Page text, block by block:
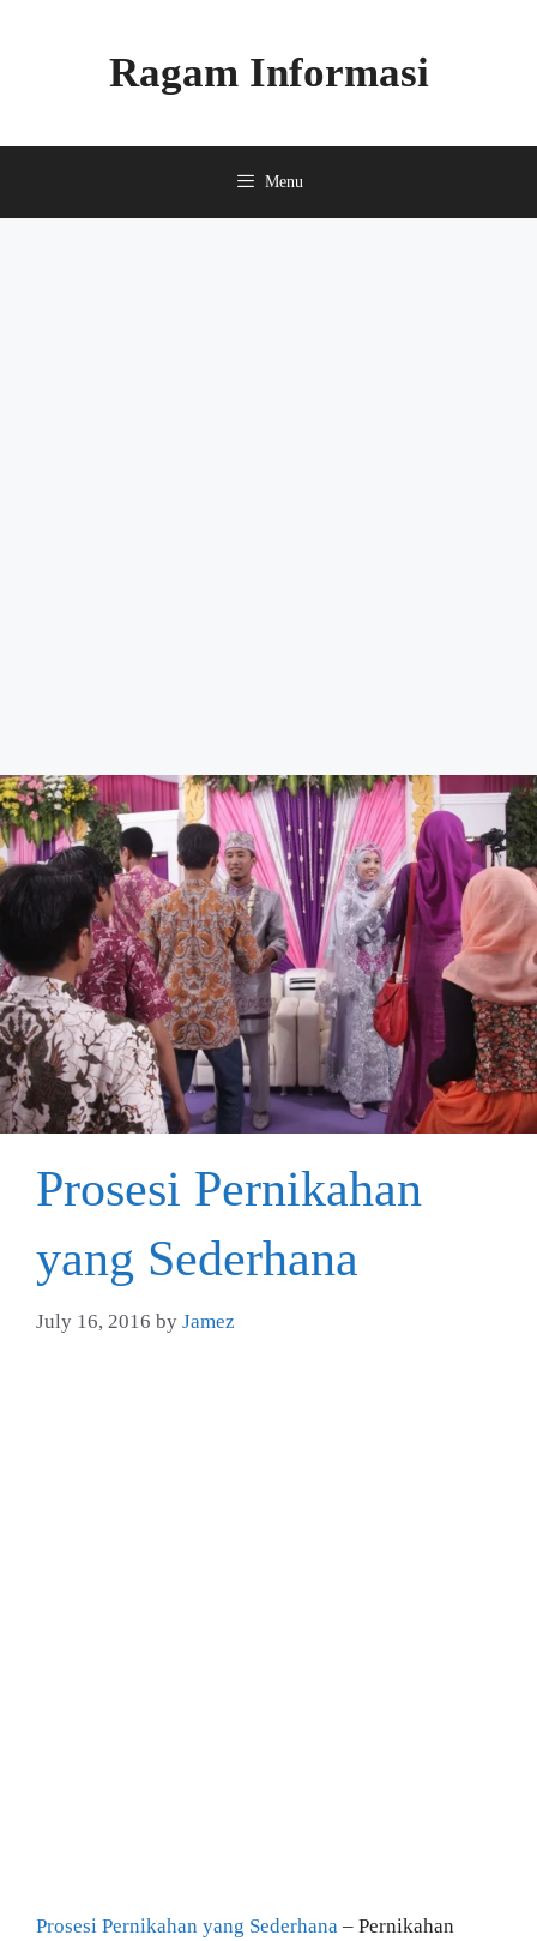
Ragam Informasi
Menu
Prosesi Pernikahan
yang Sederhana
July 16, 2016 by Jamez
Prosesi Pernikahan yang Sederhana – Pernikahan